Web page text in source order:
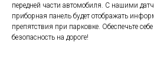
передней части автомобиля. С нашими
приборная панель будет отображать
препятствия при парковке. Обеспечьте
безопасность на дороге!